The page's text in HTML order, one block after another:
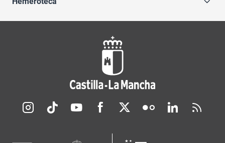
Redes sociales JCCM